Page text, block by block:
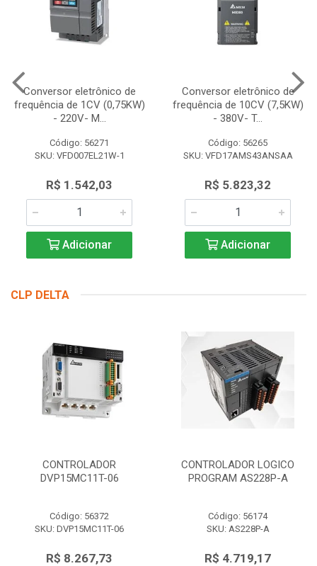
Conversor eletrônico de
frequência de 1CV (0,75KW)
- 220V- M...
Código: 56271
SKU: VFD007EL21W-1
R$ 1.542,03
Adicionar
Conversor eletrônico de
frequência de 10CV (7,5KW)
- 380V- T...
Código: 56265
SKU: VFD17AMS43ANSAA
R$ 5.823,32
Adicionar
CLP DELTA
CONTROLADOR
DVP15MC11T-06
Código: 56372
SKU: DVP15MC11T-06
R$ 8.267,73
CONTROLADOR LOGICO
PROGRAM AS228P-A
Código: 56174
SKU: AS228P-A
R$ 4.719,17